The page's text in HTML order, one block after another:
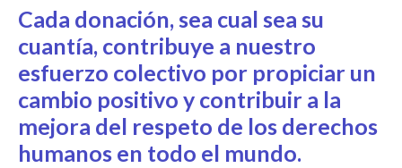
Cada donación, sea cual sea su
cuantía, contribuye a nuestro
esfuerzo colectivo por propiciar un
cambio positivo y contribuir a la
mejora del respeto de los derechos
humanos en todo el mundo.